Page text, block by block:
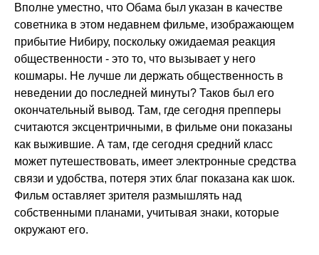
Вполне уместно, что Обама был указан в качестве
советника в этом недавнем фильме, изображающем
прибытие Нибиру, поскольку ожидаемая реакция
общественности - это то, что вызывает у него
кошмары. Не лучше ли держать общественность в
неведении до последней минуты? Таков был его
окончательный вывод. Там, где сегодня препперы
считаются эксцентричными, в фильме они показаны
как выжившие. А там, где сегодня средний класс
может путешествовать, имеет электронные средства
связи и удобства, потеря этих благ показана как шок.
Фильм оставляет зрителя размышлять над
собственными планами, учитывая знаки, которые
окружают его.